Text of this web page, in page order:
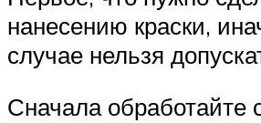
нанесению краски,
случае нельзя
Сначала обработайте